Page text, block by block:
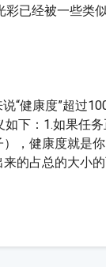
已经被一些类
“健康度”超过
下：1.如果任务
，健康度就是
的占总的大小